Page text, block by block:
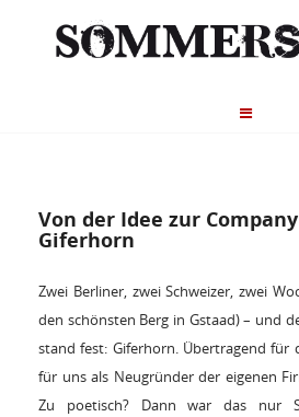
Von der Idee zur
Giferhorn
Zwei Berliner, zwei Schweizer, zwei
den schönsten Berg in Gstaad) – und
stand fest: Giferhorn. Übertragend für
für uns als Neugründer der eigenen
Zu poetisch? Dann war das nur